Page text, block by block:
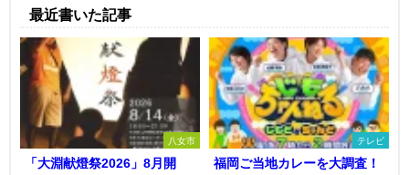
最近書いた記事
八女市
「大淵献燈祭2026」8月開
テレビ
福岡ご当地カレーを大調査！